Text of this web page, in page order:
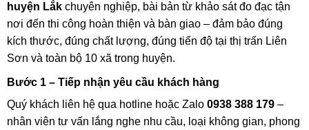
huyện Lắk chuyên nghiệp, bài bản từ khảo sát đo đạc tận
nơi đến thi công hoàn thiện và bàn giao – đảm bảo đúng
kích thước, đúng chất lượng, đúng tiến độ tại thị trấn Liên
Sơn và toàn bộ 10 xã trong huyện.
Bước 1 – Tiếp nhận yêu cầu khách hàng
Quý khách liên hệ qua hotline hoặc Zalo 0938 388 179 –
nhân viên tư vấn lắng nghe nhu cầu, loại không gian, phong